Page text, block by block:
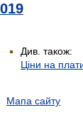
Див. також:
Ціни на
Мапа сайту